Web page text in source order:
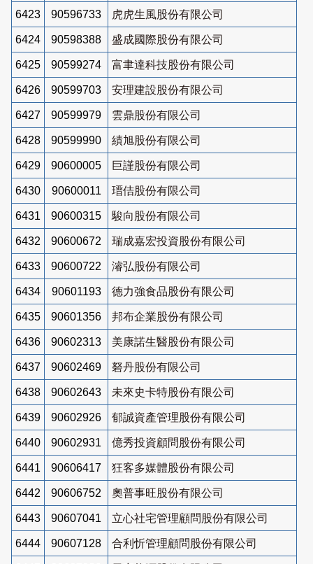
6423 90596733 虎虎生風股份有限公司
6424 90598388 盛成國際股份有限公司
6425 90599274 富聿達科技股份有限公司
6426 90599703 安理建設股份有限公司
6427 90599979 雲鼎股份有限公司
6428 90599990 績旭股份有限公司
6429 90600005 巨謹股份有限公司
6430 90600011 瑨佶股份有限公司
6431 90600315 駿向股份有限公司
6432 90600672 瑞成嘉宏投資股份有限公司
6433 90600722 濬弘股份有限公司
6434 90601193 德力強食品股份有限公司
6435 90601356 邦布企業股份有限公司
6436 90602313 美康諾生醫股份有限公司
6437 90602469 砮丹股份有限公司
6438 90602643 未來史卡特股份有限公司
6439 90602926 郁誠資產管理股份有限公司
6440 90602931 億秀投資顧問股份有限公司
6441 90606417 狂客多媒體股份有限公司
6442 90606752 奧普事旺股份有限公司
6443 90607041 立心社宅管理顧問股份有限公司
6444 90607128 合利忻管理顧問股份有限公司